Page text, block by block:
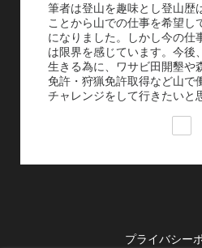
筆者は登山を趣味とし登山歴
ことから山での仕事を希望し
になりました。しかし今の仕
は限界を感じています。今後
生きる為に、ワサビ田開墾や
免許・狩猟免許取得など山で
チャレンジをして行きたいと
プライバシー